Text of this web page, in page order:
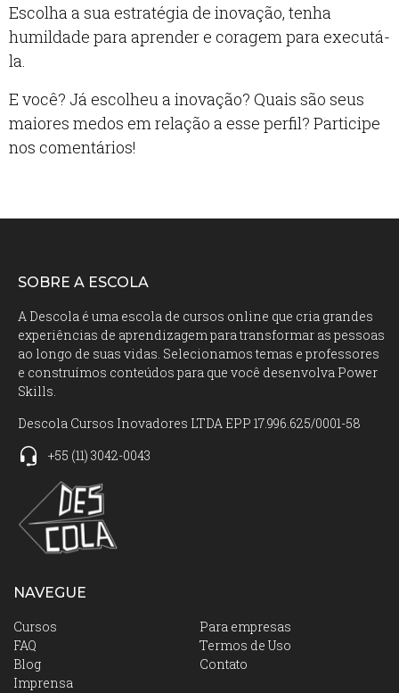
Escolha a sua estratégia de inovação, tenha
humildade para aprender e coragem para executá-
la.
E você? Já escolheu a inovação? Quais são seus
maiores medos em relação a esse perfil? Participe
nos comentários!
SOBRE A ESCOLA
A Descola é uma escola de cursos online que cria grandes
experiências de aprendizagem para transformar as pessoas
ao longo de suas vidas. Selecionamos temas e professores
e construímos conteúdos para que você desenvolva Power
Skills.
Descola Cursos Inovadores LTDA EPP 17.996.625/0001-58
+55 (11) 3042-0043
NAVEGUE
Cursos
Para empresas
FAQ
Termos de Uso
Blog
Contato
Imprensa